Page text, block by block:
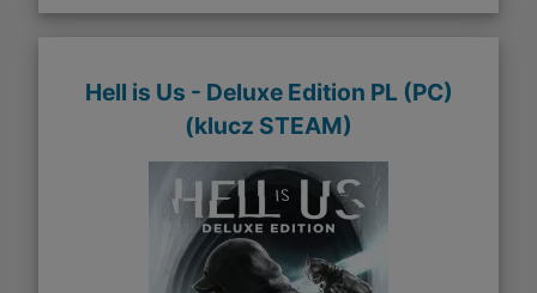
Hell is Us - Deluxe Edition PL (PC)
(klucz STEAM)